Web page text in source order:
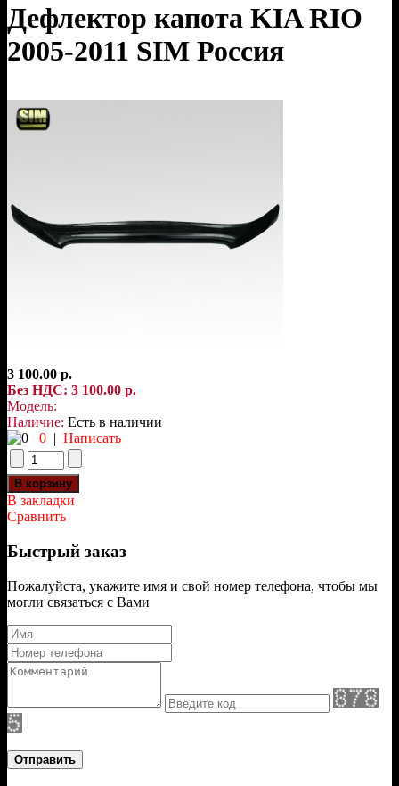
Дефлектор капота KIA RIO
2005-2011 SIM Россия
3 100.00 р.
Без НДС: 3 100.00 р.
Модель:
Наличие: Есть в наличии
0 | Написать
В закладки
Сравнить
Быстрый заказ
Пожалуйста, укажите имя и свой номер телефона, чтобы мы
могли связаться с Вами
Отправить